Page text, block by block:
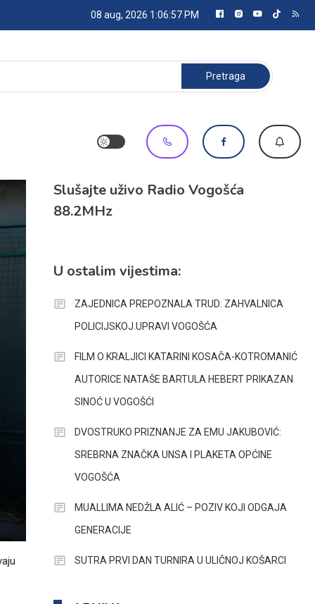
08 aug, 2026 1:06:58 PM
Pretraga:
Slušajte uživo Radio Vogošća
88.2MHz
U ostalim vijestima:
ZAJEDNICA PREPOZNALA TRUD: ZAHVALNICA
POLICIJSKOJ UPRAVI VOGOŠĆA
FILM O KRALJICI KATARINI KOSAČA-KOTROMANIĆ
AUTORICE NATAŠE BARTULA HEBERT PRIKAZAN
SINOĆ U VOGOŠĆI
DVOSTRUKO PRIZNANJE ZA EMU JAKUBOVIĆ:
SREBRNA ZNAČKA UNSA I PLAKETA OPĆINE
VOGOŠĆA
MUALLIMA NEDŽLA ALIĆ – POZIV KOJI ODGAJA
GENERACIJE
SUTRA PRVI DAN TURNIRA U ULIČNOJ KOŠARCI